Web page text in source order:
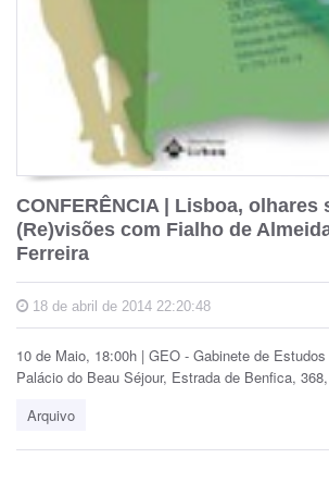
CONFERÊNCIA | Lisboa, olhares
(Re)visões com Fialho de
Ferreira
18 de abril de 2014 22:20:48
10 de Maio, 18:00h | GEO - Gabinete de
Palácio do Beau Séjour, Estrada de Benfica,
Arquivo